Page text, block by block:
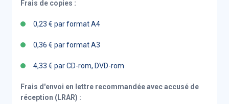
Frais de copies :
0,23 € par format A4
0,36 € par format A3
4,33 € par CD-rom, DVD-rom
Frais d'envoi en lettre recommandée avec accusé de
réception (LRAR) :